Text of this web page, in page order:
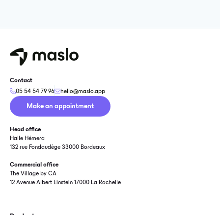
Contact
05 54 54 79 96 hello@maslo.app
Make an appointment
Head office
Halle Hémera
132 rue Fondaudège 33000 Bordeaux
Commercial office
The Village by CA
12 Avenue Albert Einstein 17000 La Rochelle